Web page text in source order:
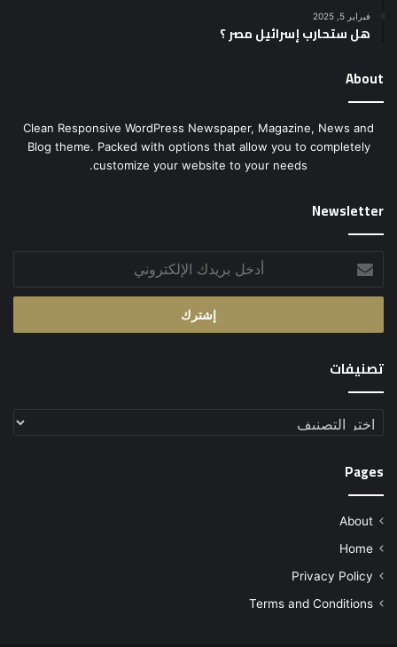
فبراير 5, 2025
هل ستحارب إسرائيل مصر ؟
About
Clean Responsive WordPress Newspaper, Magazine, News and
Blog theme. Packed with options that allow you to completely
customize your website to your needs.
Newsletter
بريدك
الإلكتروني
تصنيفات
تصنيفات
Pages
About
Home
Privacy Policy
Terms and Conditions